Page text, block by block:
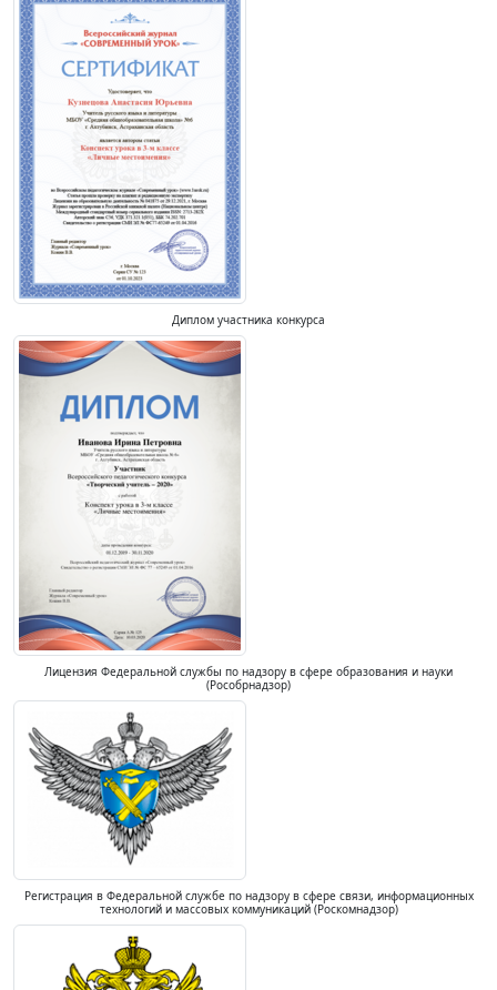
Диплом участника конкурса
Лицензия Федеральной службы по надзору в сфере образования и науки
(Рособрнадзор)
Регистрация в Федеральной службе по надзору в сфере связи, информационных
технологий и массовых коммуникаций (Роскомнадзор)